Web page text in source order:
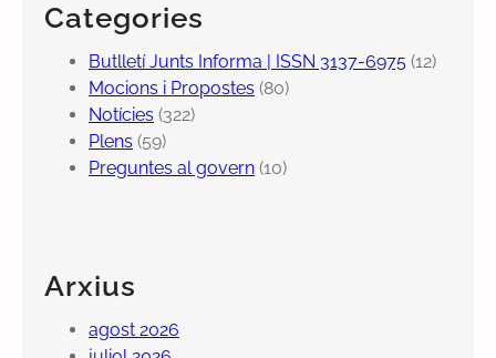
Categories
Butlletí Junts Informa | ISSN 3137-6975 (12)
Mocions i Propostes (80)
Notícies (322)
Plens (59)
Preguntes al govern (10)
Arxius
agost 2026